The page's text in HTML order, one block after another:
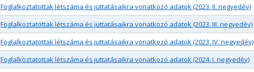
Foglalkoztatottak létszáma és juttatásaikra vonatkozó adatok (2023. II. negyedév)
Foglalkoztatottak létszáma és juttatásaikra vonatkozó adatok (2023. III. negyedév)
Foglalkoztatottak létszáma és juttatásaikra vonatkozó adatok (2023. IV. negyedév)
Foglalkoztatottak létszáma és juttatásaikra vonatkozó adatok (2024. I. negyedév)